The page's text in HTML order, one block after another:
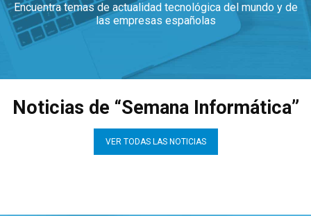
Encuentra temas de actualidad tecnológica del mundo y de
las empresas españolas
Noticias de “Semana Informática”
VER TODAS LAS NOTICIAS